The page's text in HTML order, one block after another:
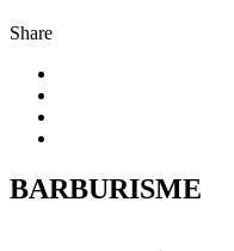
Share
BARBURISME